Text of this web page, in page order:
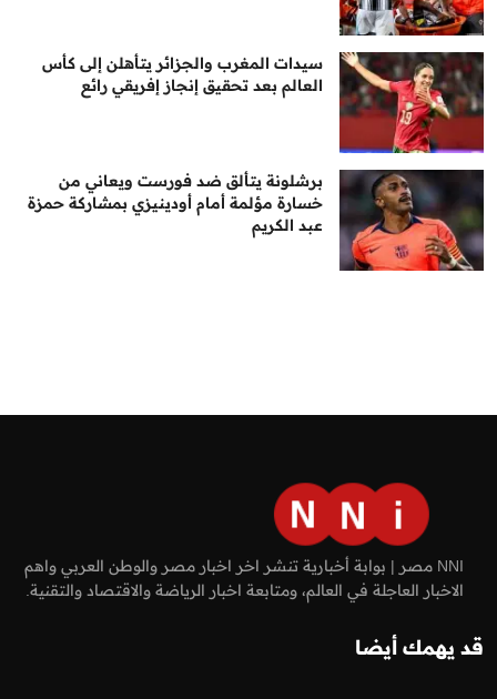
سيدات المغرب والجزائر يتأهلن إلى كأس
العالم بعد تحقيق إنجاز إفريقي رائع
برشلونة يتألق ضد فورست ويعاني من
خسارة مؤلمة أمام أودينيزي بمشاركة حمزة
عبد الكريم
NNI مصر | بوابة أخبارية تنشر اخر اخبار مصر والوطن العربي واهم
الاخبار العاجلة في العالم، ومتابعة اخبار الرياضة والاقتصاد والتقنية.
قد يهمك أيضا